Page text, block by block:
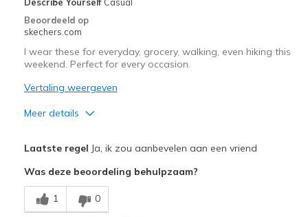
Width
Sizing
View On Shoes
Shoes are for Wearing
Beoordeeld op
skechers.com
I wear these for everyday, grocery, walking, even hiking this
weekend. Perfect for every occasion.
Vertaling weergeven
Meer details
Breathe Well
Comfortable
Laatste regel Ja, ik zou aanbevelen aan een vriend
Was deze beoordeling behulpzaam?
1 0